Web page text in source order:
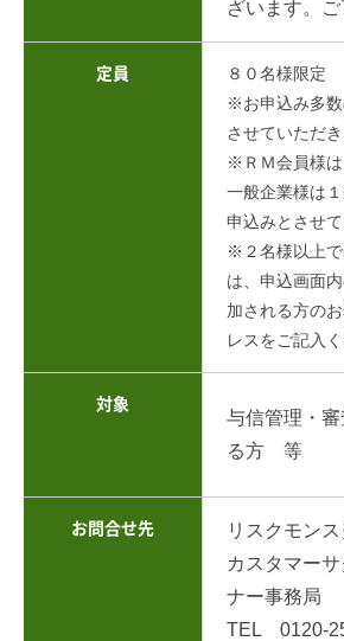
ざいます。ご
定員
８０名様限定
※お申込み多数
させていただき
※ＲＭ会員様は
一般企業様は
申込みとさせて
※２名様以上
は、申込画面
加される方の
レスをご記入く
対象
与信管理・
る方 等
お問合せ先
リスクモン
カスタマー
ナー事務局
TEL 0120-